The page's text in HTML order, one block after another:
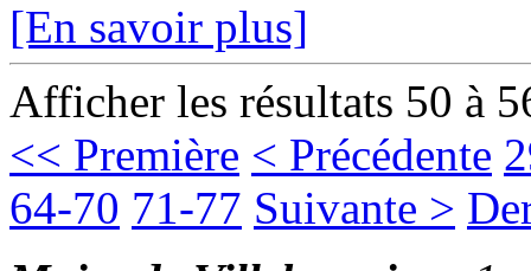
[En savoir plus]
Afficher les résultats 50 à
<< Première < Précédente
64-70 71-77 Suivante >